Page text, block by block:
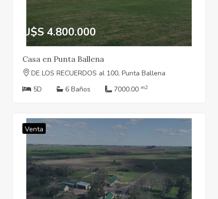
U$S 4.800.000
Casa en Punta Ballena
DE LOS RECUERDOS al 100, Punta Ballena
5D
6 Baños 7000.00 m2
Venta